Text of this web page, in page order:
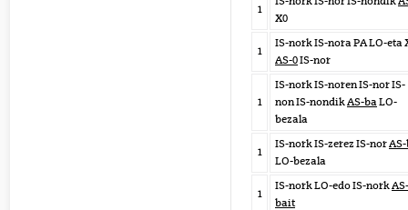
1
X0
1
IS-nork IS-nora PA LO-eta
AS-0IS-nor
1
IS-nork IS-noren IS-nor IS-
non IS-nondikAS-baLO-
bezala
1
IS-nork IS-zerez IS-nor
LO-bezala
1
IS-nork LO-edo IS-norkAS-
bait